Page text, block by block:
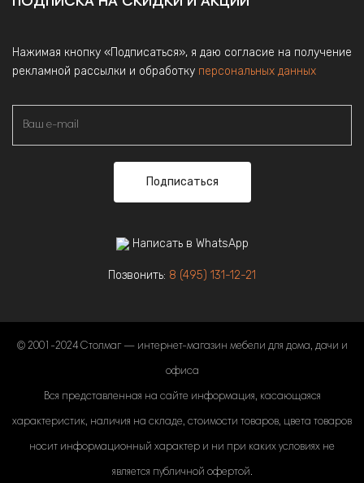
Нажимая кнопку «Подписаться», я даю согласие на получение
рекламной рассылки и обработку персональных данных
Подписаться
Написать в WhatsApp
Позвонить: 8 (495) 131-12-21
© 2001-2024 Столмаг — интернет-магазин мебели для дома, дачи и
офиса
Вся представленная на сайте информация, касающаяся
характеристик, наличия на складе, стоимости товаров, цвета товаров
носит информационный характер и ни при каких условиях не
является публичной офертой.